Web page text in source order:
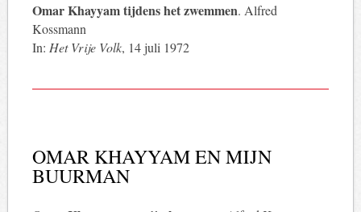
Omar Khayyam tijdens het zwemmen. Alfred
Kossmann
In: Het Vrije Volk, 14 juli 1972
OMAR KHAYYAM EN MIJN
BUURMAN